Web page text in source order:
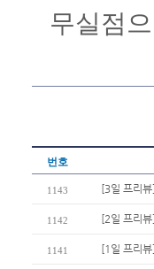
무실점
번호
1143 [3일 프리
1142 [2일 프리
1141 [1일 프리